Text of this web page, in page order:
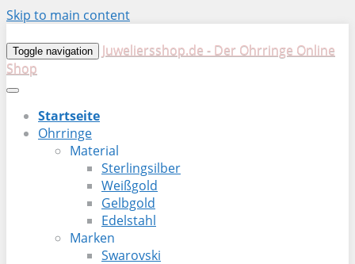
Skip to main content
Toggle navigation
Juweliersshop.de - Der Ohrringe Online
Shop
Startseite
Ohrringe
Material
Sterlingsilber
Weißgold
Gelbgold
Edelstahl
Marken
Swarovski